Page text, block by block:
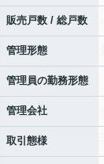
販売戸数 / 総戸数
管理形態
管理員の勤務形態
管理会社
取引態様